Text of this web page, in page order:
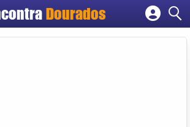
Dourados
Cadastrar empresa